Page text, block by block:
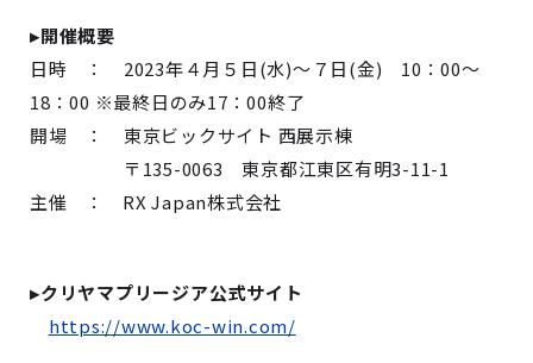
▸開催概要
日時 ： 2023年４月５日(水)～７日(金) 10：00～
18：00 ※最終日のみ17：00終了
開場 ： 東京ビックサイト 西展示棟
〒135-0063 東京都江東区有明3-11-1
主催 ： RX Japan株式会社
▸クリヤマプリージア公式サイト
https://www.koc-win.com/